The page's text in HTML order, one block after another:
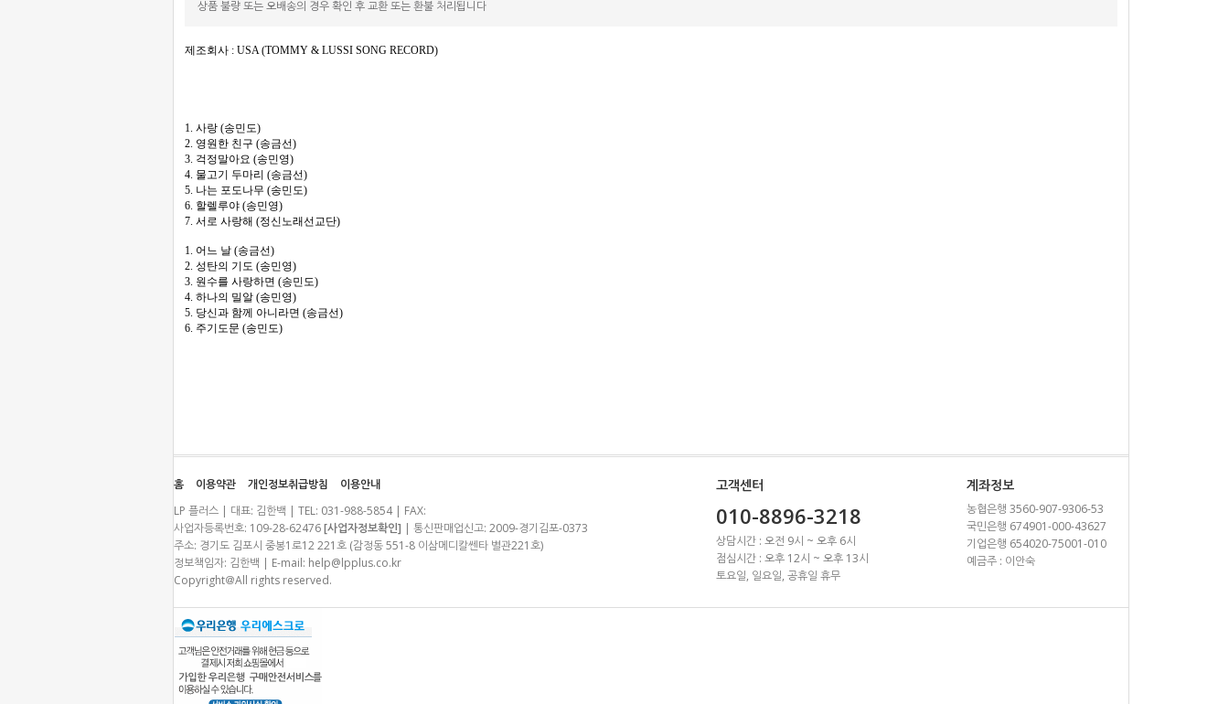
상품 불량 또는 오배송의 경우 확인 후 교환 또는 환불 처리됩니다
제조회사 : USA (TOMMY & LUSSI SONG RECORD)
1. 사랑 (송민도)
2. 영원한 친구 (송금선)
3. 걱정말아요 (송민영)
4. 물고기 두마리 (송금선)
5. 나는 포도나무 (송민도)
6. 할렐루야 (송민영)
7. 서로 사랑해 (정신노래선교단)
1. 어느 날 (송금선)
2. 성탄의 기도 (송민영)
3. 원수를 사랑하면 (송민도)
4. 하나의 밀알 (송민영)
5. 당신과 함께 아니라면 (송금선)
6. 주기도문 (송민도)
홈 이용약관 개인정보취급방침
이용안내
LP 플러스 | 대표: 김한백 | TEL: 031-988-5854 | FAX:
사업자등록번호: 109-28-62476[사업자정보확인] | 통신판매업신고: 2009-경기김포-0373
주소: 경기도 김포시 중봉1로12 221호 (감정동 551-8 이삼메디칼쎈타 별관221호)
정보책임자: 김한백 | E-mail: help@lpplus.co.kr
Copyright＠All rights reserved.
고객센터
010-8896-3218
상담시간 : 오전 9시 ~ 오후 6시
점심시간 : 오후 12시 ~ 오후 13시
토요일, 일요일, 공휴일 휴무
계좌정보
농협은행 3560-907-9306-53
국민은행 674901-000-43627
기업은행 654020-75001-010
예금주 : 이안숙